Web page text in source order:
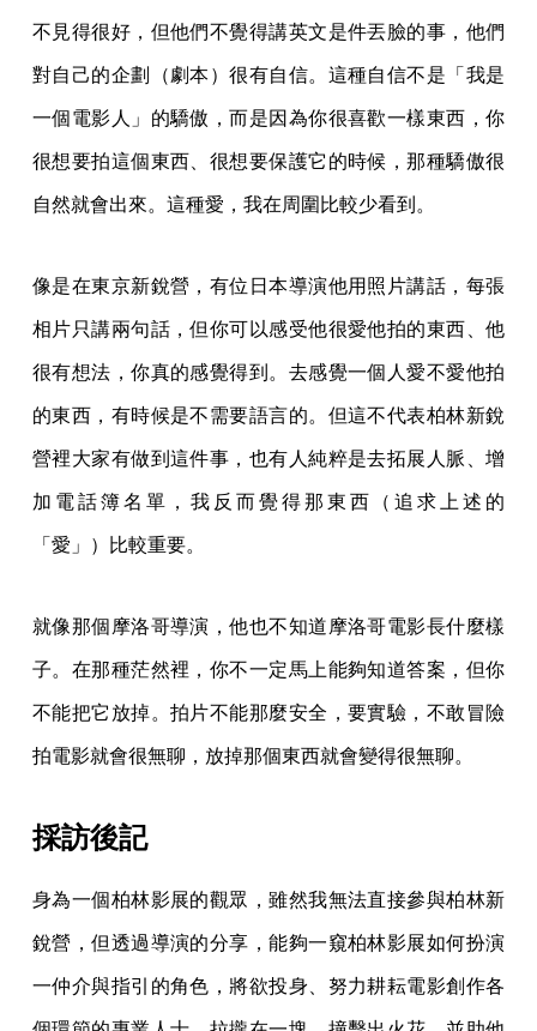
不見得很好，但他們不覺得講英文是件丟臉的事，他們
對自己的企劃（劇本）很有自信。這種自信不是「我是
一個電影人」的驕傲，而是因為你很喜歡一樣東西，你
很想要拍這個東西、很想要保護它的時候，那種驕傲很
自然就會出來。這種愛，我在周圍比較少看到。
像是在東京新銳營，有位日本導演他用照片講話，每張
相片只講兩句話，但你可以感受他很愛他拍的東西、他
很有想法，你真的感覺得到。去感覺一個人愛不愛他拍
的東西，有時候是不需要語言的。但這不代表柏林新銳
營裡大家有做到這件事，也有人純粹是去拓展人脈、增
加電話簿名單，我反而覺得那東西（追求上述的
「愛」）比較重要。
就像那個摩洛哥導演，他也不知道摩洛哥電影長什麼樣
子。在那種茫然裡，你不一定馬上能夠知道答案，但你
不能把它放掉。拍片不能那麼安全，要實驗，不敢冒險
拍電影就會很無聊，放掉那個東西就會變得很無聊。
採訪後記
身為一個柏林影展的觀眾，雖然我無法直接參與柏林新
銳營，但透過導演的分享，能夠一窺柏林影展如何扮演
一仲介與指引的角色，將欲投身、努力耕耘電影創作各